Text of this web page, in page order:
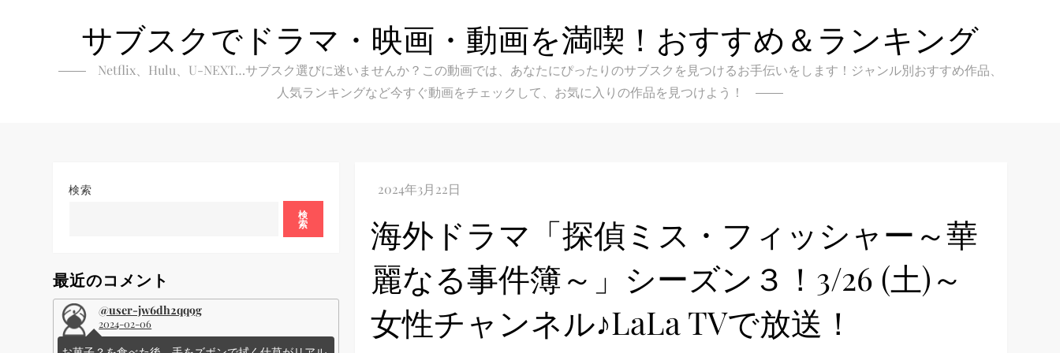
サブスクでドラマ・映画・動画を満喫！おすすめ＆ランキング
Netflix、Hulu、U-NEXT…サブスク選びに迷いませんか？この動画では、あなたにぴったりのサブスクを見つけるお手伝いをします！ジャンル別おすすめ作品、
人気ランキングなど今すぐ動画をチェックして、お気に入りの作品を見つけよう！
海外ドラマ「探偵ミス・フィッシャー～華
麗なる事件簿～」シーズン３！3/26 (土)～
女性チャンネル♪LaLa TVで放送！
検索
検
索
最近のコメント
@user-jw6dh2qq9g
2024-02-06